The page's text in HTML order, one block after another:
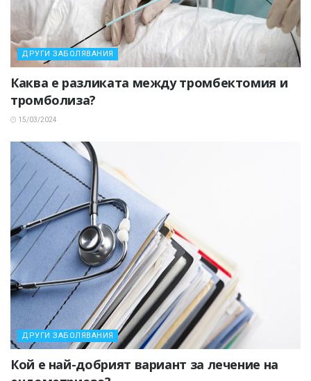
ДРУГИ ЗАБОЛЯВАНИЯ
Каква е разликата между тромбектомия и
тромболиза?
15/03/2024
ДРУГИ ЗАБОЛЯВАНИЯ
Кой е най-добрият вариант за лечение на